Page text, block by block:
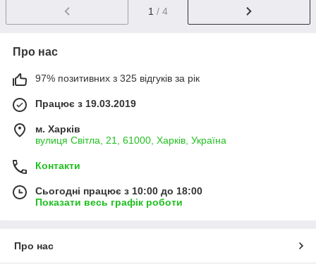
1 / 4
Про нас
97% позитивних з 325 відгуків за рік
Працює з 19.03.2019
м. Харків
вулиця Світла, 21, 61000, Харків, Україна
Контакти
Сьогодні працює з 10:00 до 18:00
Показати весь графік роботи
Про нас